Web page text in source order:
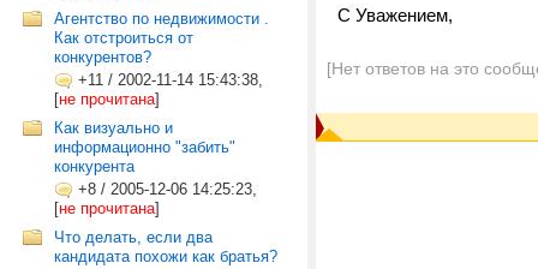
Агентство по недвижимости .
Как отстроиться от
конкурентов?
+11 / 2002-11-14 15:43:38,
[не прочитана]
Как визуально и
информационно "забить"
конкурента
+8 / 2005-12-06 14:25:23,
[не прочитана]
Что делать, если два
кандидата похожи как братья?
С Уважением,
[Нет ответов на это